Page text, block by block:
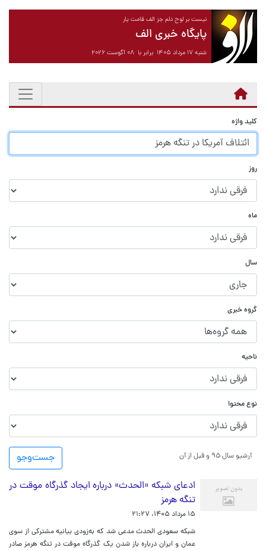
نیست بر لوح دلم جز الف قامت یار
پایگاه خبری الف
شنبه ۱۷ مرداد ۱۴۰۵ برابر با ۰۸ آگوست ۲۰۲۶
کلید واژه
روز
ماه
سال
گروه خبری
ناحیه
نوع محتوا
جست‌و‌جو آرشیو سال ۹۵ و قبل از آن
ادعای شبکه «الحدث» درباره ایجاد گذرگاه موقت در
تنگه هرمز
۱۵ مرداد ۱۴۰۵، ۲۱:۲۷
شبکه سعودی الحدث مدعی شد که به‌زودی بیانیه مشترکی از سوی
عمان و ایران درباره باز شدن یک گذرگاه موقت در تنگه هرمز صادر